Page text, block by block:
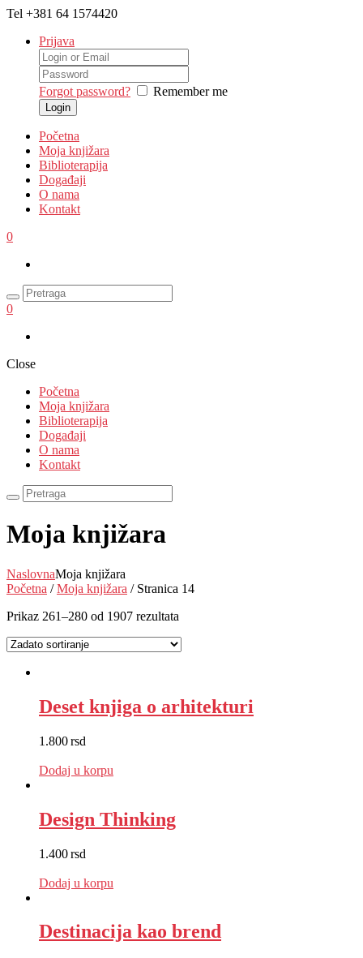
Tel +381 64 1574420
Prijava
Forgot password? Remember me
Početna
Moja knjižara
Biblioterapija
Događaji
O nama
Kontakt
0
0
Close
Početna
Moja knjižara
Biblioterapija
Događaji
O nama
Kontakt
Moja knjižara
NaslovnaMoja knjižara
Početna /Moja knjižara / Stranica 14
Prikaz 261–280 od 1907 rezultata
Deset knjiga o arhitekturi
1.800rsd
Dodaj u korpu
Design Thinking
1.400rsd
Dodaj u korpu
Destinacija kao brend